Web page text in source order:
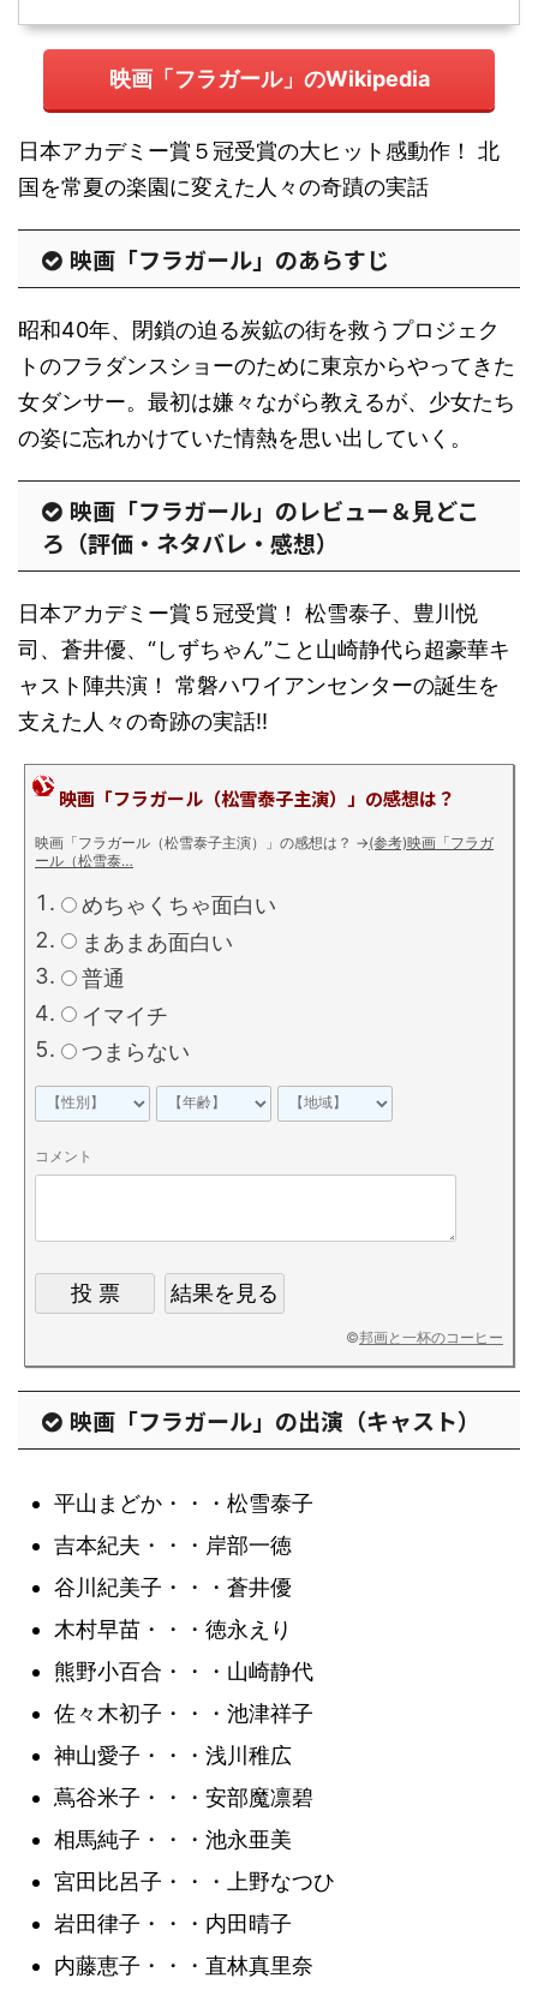
映画「フラガール」のWikipedia
日本アカデミー賞５冠受賞の大ヒット感動作！ 北
国を常夏の楽園に変えた人々の奇蹟の実話
映画「フラガール」のあらすじ
昭和40年、閉鎖の迫る炭鉱の街を救うプロジェク
トのフラダンスショーのために東京からやってきた
女ダンサー。最初は嫌々ながら教えるが、少女たち
の姿に忘れかけていた情熱を思い出していく。
映画「フラガール」のレビュー＆見どこ
ろ（評価・ネタバレ・感想）
日本アカデミー賞５冠受賞！ 松雪泰子、豊川悦
司、蒼井優、“しずちゃん”こと山崎静代ら超豪華キ
ャスト陣共演！ 常磐ハワイアンセンターの誕生を
支えた人々の奇跡の実話!!
映画「フラガール（松雪泰子主演）」の感想は？
映画「フラガール（松雪泰子主演）」の感想は？ →(参考)映画「フラガ
ール（松雪泰…
めちゃくちゃ面白い
まあまあ面白い
普通
イマイチ
つまらない
コメント
©邦画と一杯のコーヒー
映画「フラガール」の出演（キャスト）
平山まどか・・・松雪泰子
吉本紀夫・・・岸部一徳
谷川紀美子・・・蒼井優
木村早苗・・・徳永えり
熊野小百合・・・山崎静代
佐々木初子・・・池津祥子
神山愛子・・・浅川稚広
蔦谷米子・・・安部魔凛碧
相馬純子・・・池永亜美
宮田比呂子・・・上野なつひ
岩田律子・・・内田晴子
内藤恵子・・・直林真里奈